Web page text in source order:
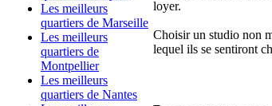
Les meilleurs
quartiers de Marseille
Les meilleurs
quartiers de
Montpellier
Les meilleurs
quartiers de Nantes
loyer.
Choisir un studio non
lequel ils se sentiront